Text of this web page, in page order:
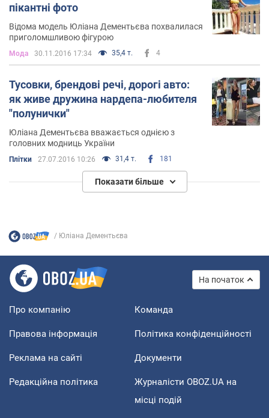
пікантні фото
Відома модель Юліана Дементьєва похвалилася
приголомшливою фігурою
Мода 30.11.2016 17:34 35,4 т. 4
Тусовки, брендові речі, дорогі авто:
як живе дружина нардепа-любителя
"полунички"
Юліана Дементьєва вважається однією з
головних модниць України
Плітки 27.07.2016 10:26 31,4 т. 181
Показати більше
Юліана Дементьєва
На початок
Про компанію Команда
Правова інформація Політика конфіденційності
Реклама на сайті Документи
Редакційна політика
Журналісти OBOZ.UA на
місці подій